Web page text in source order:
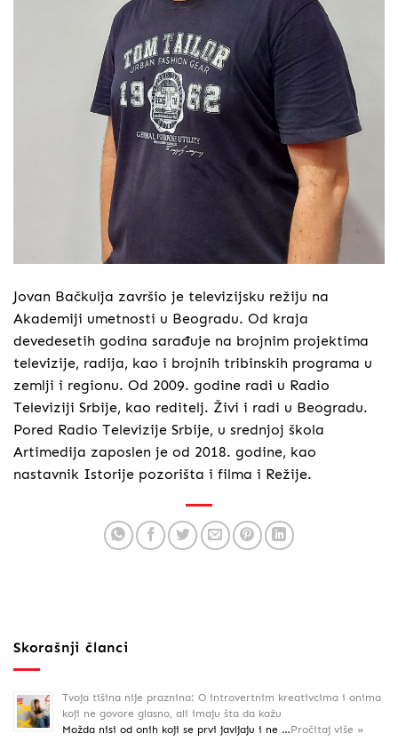
Jovan Bačkulja završio je televizijsku režiju na
Akademiji umetnosti u Beogradu. Od kraja
devedesetih godina sarađuje na brojnim projektima
televizije, radija, kao i brojnih tribinskih programa u
zemlji i regionu. Od 2009. godine radi u Radio
Televiziji Srbije, kao reditelj. Živi i radi u Beogradu.
Pored Radio Televizije Srbije, u srednjoj škola
Artimedija zaposlen je od 2018. godine, kao
nastavnik Istorije pozorišta i filma i Režije.
Skorašnji članci
Tvoja tišina nije praznina: O introvertnim kreativcima i onima
koji ne govore glasno, ali imaju šta da kažu
Možda nisi od onih koji se prvi javljaju i ne …Pročitaj više »